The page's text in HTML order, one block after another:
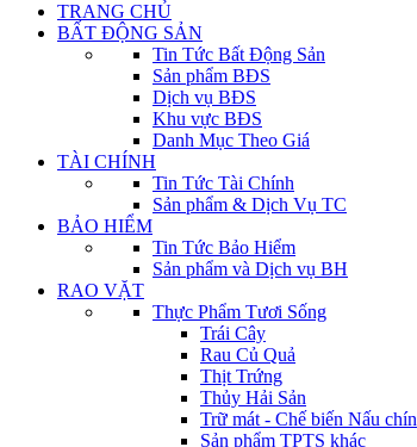
TRANG CHỦ
BẤT ĐỘNG SẢN
Tin Tức Bất Động Sản
Sản phẩm BĐS
Dịch vụ BĐS
Khu vực BĐS
Danh Mục Theo Giá
TÀI CHÍNH
Tin Tức Tài Chính
Sản phẩm & Dịch Vụ TC
BẢO HIỂM
Tin Tức Bảo Hiểm
Sản phẩm và Dịch vụ BH
RAO VẶT
Thực Phẩm Tươi Sống
Trái Cây
Rau Củ Quả
Thịt Trứng
Thủy Hải Sản
Trữ mát - Chế biến Nấu chín
Sản phẩm TPTS khác